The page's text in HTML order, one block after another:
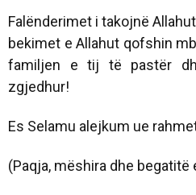
Falënderimet i takojnë
bekimet e Allahut qofshin
familjen e tij të pastër
zgjedhur!
Es Selamu alejkum ue
(Paqja, mëshira dhe